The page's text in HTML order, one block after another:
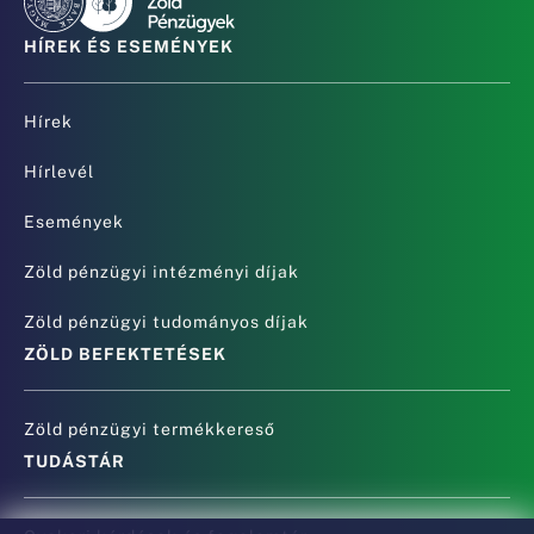
HÍREK ÉS ESEMÉNYEK
Hírek
Hírlevél
Események
Zöld pénzügyi intézményi díjak
Zöld pénzügyi tudományos díjak
ZÖLD BEFEKTETÉSEK
Zöld pénzügyi termékkereső
TUDÁSTÁR